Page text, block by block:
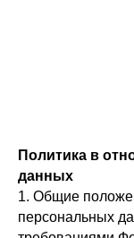
Политика в
данных
1. Общие
персональных